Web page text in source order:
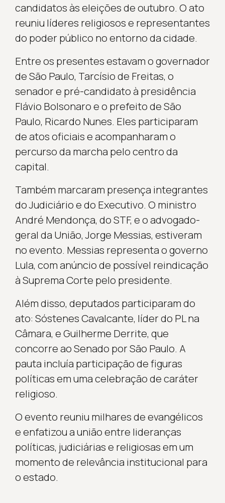
candidatos às eleições de outubro. O ato
reuniu líderes religiosos e representantes
do poder público no entorno da cidade.
Entre os presentes estavam o governador
de São Paulo, Tarcísio de Freitas, o
senador e pré-candidato à presidência
Flávio Bolsonaro e o prefeito de São
Paulo, Ricardo Nunes. Eles participaram
de atos oficiais e acompanharam o
percurso da marcha pelo centro da
capital.
Também marcaram presença integrantes
do Judiciário e do Executivo. O ministro
André Mendonça, do STF, e o advogado-
geral da União, Jorge Messias, estiveram
no evento. Messias representa o governo
Lula, com anúncio de possível reindicação
à Suprema Corte pelo presidente.
Além disso, deputados participaram do
ato: Sóstenes Cavalcante, líder do PL na
Câmara, e Guilherme Derrite, que
concorre ao Senado por São Paulo. A
pauta incluía participação de figuras
políticas em uma celebração de caráter
religioso.
O evento reuniu milhares de evangélicos
e enfatizou a união entre lideranças
políticas, judiciárias e religiosas em um
momento de relevância institucional para
o estado.